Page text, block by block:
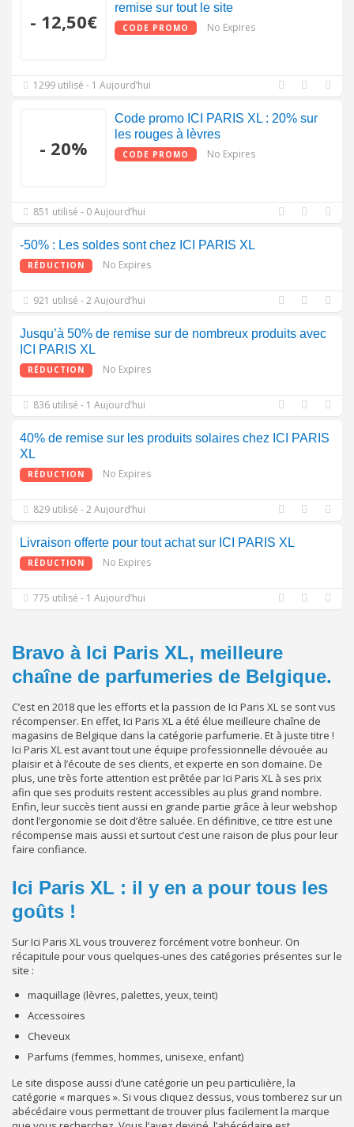
- 12,50€
remise sur tout le site
CODE PROMO No Expires
1299 utilisé - 1 Aujourd’hui
- 20%
Code promo ICI PARIS XL : 20% sur
les rouges à lèvres
CODE PROMO No Expires
851 utilisé - 0 Aujourd’hui
-50% : Les soldes sont chez ICI PARIS XL
RÉDUCTION No Expires
921 utilisé - 2 Aujourd’hui
Jusqu’à 50% de remise sur de nombreux produits avec
ICI PARIS XL
RÉDUCTION No Expires
836 utilisé - 1 Aujourd’hui
40% de remise sur les produits solaires chez ICI PARIS
XL
RÉDUCTION No Expires
829 utilisé - 2 Aujourd’hui
Livraison offerte pour tout achat sur ICI PARIS XL
RÉDUCTION No Expires
775 utilisé - 1 Aujourd’hui
Bravo à Ici Paris XL, meilleure
chaîne de parfumeries de Belgique.
C’est en 2018 que les efforts et la passion de Ici Paris XL se sont vus
récompenser. En effet, Ici Paris XL a été élue meilleure chaîne de
magasins de Belgique dans la catégorie parfumerie. Et à juste titre !
Ici Paris XL est avant tout une équipe professionnelle dévouée au
plaisir et à l’écoute de ses clients, et experte en son domaine. De
plus, une très forte attention est prêtée par Ici Paris XL à ses prix
afin que ses produits restent accessibles au plus grand nombre.
Enfin, leur succès tient aussi en grande partie grâce à leur webshop
dont l’ergonomie se doit d’être saluée. En définitive, ce titre est une
récompense mais aussi et surtout c’est une raison de plus pour leur
faire confiance.
Ici Paris XL : il y en a pour tous les
goûts !
Sur Ici Paris XL vous trouverez forcément votre bonheur. On
récapitule pour vous quelques-unes des catégories présentes sur le
site :
maquillage (lèvres, palettes, yeux, teint)
Accessoires
Cheveux
Parfums (femmes, hommes, unisexe, enfant)
Le site dispose aussi d’une catégorie un peu particulière, la
catégorie « marques ». Si vous cliquez dessus, vous tomberez sur un
abécédaire vous permettant de trouver plus facilement la marque